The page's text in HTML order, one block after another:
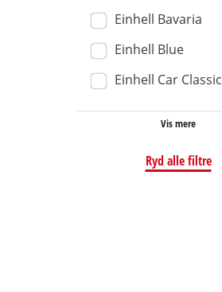
Einhell Bavaria
Einhell Blue
Einhell Car Classic
Vis mere
Ryd alle filtre